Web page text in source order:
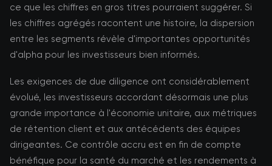
ce que les chiffres en gros titres pourraient suggérer. Si
les chiffres agrégés racontent une histoire, la dispersion
entre les segments révèle d'importantes opportunités
d'alpha pour les investisseurs bien informés.
Les exigences de due diligence ont considérablement
évolué, les investisseurs accordant désormais une plus
grande importance à l'économie unitaire, aux métriques
de rétention client et aux antécédents des équipes
dirigeantes. Ce contrôle accru est en fin de compte
bénéfique pour la santé du marché et les rendements à